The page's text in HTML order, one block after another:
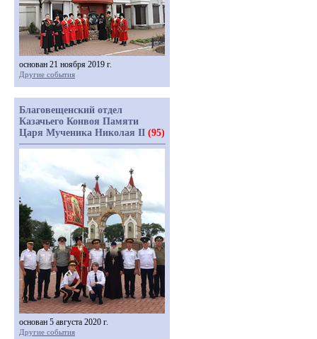
основан 21 ноября 2019 г.
Другие события
Благовещенский отдел
Казачьего Конвоя Памяти
Царя Мученика Николая II (95)
основан 5 августа 2020 г.
Другие события